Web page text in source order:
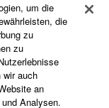
um die
die
zu
zu
wir auch
an
Analysen.